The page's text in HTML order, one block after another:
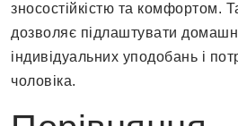
зносостійкістю та комфортом.
дозволяє підлаштувати
індивідуальних уподобань і
чоловіка.